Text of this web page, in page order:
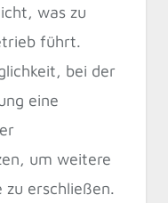
was zu
führt.
bei der
eine
um weitere
zu erschließen.